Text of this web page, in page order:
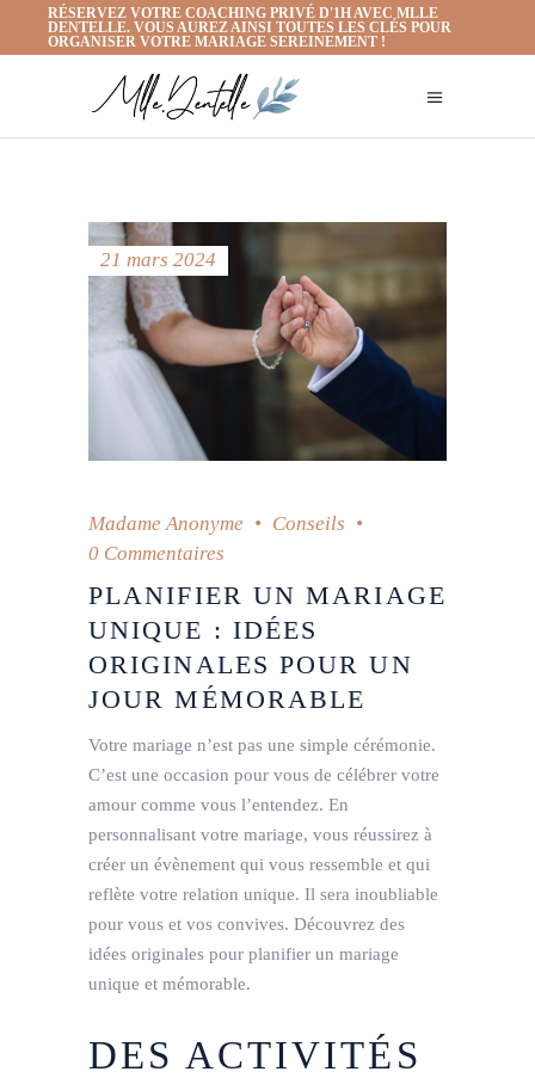
RÉSERVEZ VOTRE COACHING PRIVÉ D'1H AVEC MLLE
DENTELLE. VOUS AUREZ AINSI TOUTES LES CLÉS POUR
ORGANISER VOTRE MARIAGE SEREINEMENT !
21 mars 2024
Madame Anonyme
Conseils
0 Commentaires
PLANIFIER UN MARIAGE
UNIQUE : IDÉES
ORIGINALES POUR UN
JOUR MÉMORABLE
Votre mariage n’est pas une simple cérémonie.
C’est une occasion pour vous de célébrer votre
amour comme vous l’entendez. En
personnalisant votre mariage, vous réussirez à
créer un évènement qui vous ressemble et qui
reflète votre relation unique. Il sera inoubliable
pour vous et vos convives. Découvrez des
idées originales pour planifier un mariage
unique et mémorable.
DES ACTIVITÉS